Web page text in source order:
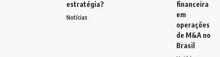
estratégia?
Notícias
financeira
em
operações
de M&A no
Brasil